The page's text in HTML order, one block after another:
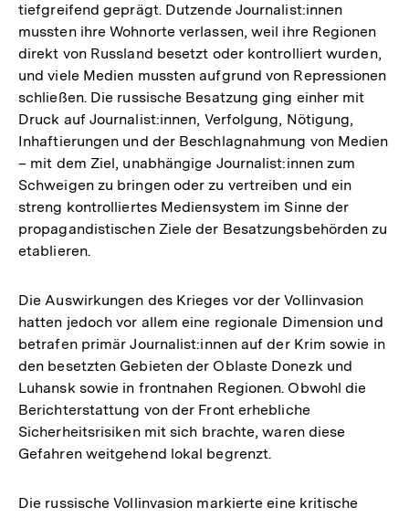
tiefgreifend geprägt. Dutzende Journalist:innen
mussten ihre Wohnorte verlassen, weil ihre Regionen
direkt von Russland besetzt oder kontrolliert wurden,
und viele Medien mussten aufgrund von Repressionen
schließen. Die russische Besatzung ging einher mit
Druck auf Journalist:innen, Verfolgung, Nötigung,
Inhaftierungen und der Beschlagnahmung von Medien
– mit dem Ziel, unabhängige Journalist:innen zum
Schweigen zu bringen oder zu vertreiben und ein
streng kontrolliertes Mediensystem im Sinne der
propagandistischen Ziele der Besatzungsbehörden zu
etablieren.
Die Auswirkungen des Krieges vor der Vollinvasion
hatten jedoch vor allem eine regionale Dimension und
betrafen primär Journalist:innen auf der Krim sowie in
den besetzten Gebieten der Oblaste Donezk und
Luhansk sowie in frontnahen Regionen. Obwohl die
Berichterstattung von der Front erhebliche
Sicherheitsrisiken mit sich brachte, waren diese
Gefahren weitgehend lokal begrenzt.
Die russische Vollinvasion markierte eine kritische